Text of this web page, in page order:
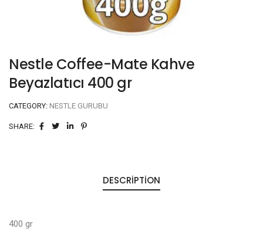
Nestle Coffee-Mate Kahve
Beyazlatıcı 400 gr
CATEGORY: NESTLE GURUBU
SHARE:
DESCRIPTION
400 gr